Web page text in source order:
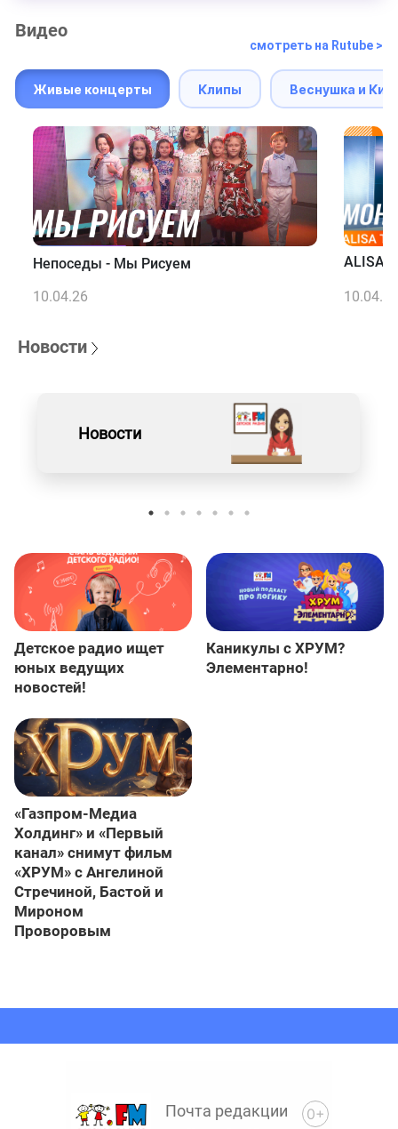
Видео
смотреть на Rutube >
Живые концерты Клипы Веснушка и
Непоседы - Мы Рисуем
10.04.26
ALISA
10.04.26
Новости
Новости
Детское радио ищет
юных ведущих
новостей!
Каникулы с ХРУМ?
Элементарно!
«Газпром-Медиа
Холдинг» и «Первый
канал» снимут фильм
«ХРУМ» с Ангелиной
Стречиной, Бастой и
Мироном
Проворовым
Почта редакции 0+